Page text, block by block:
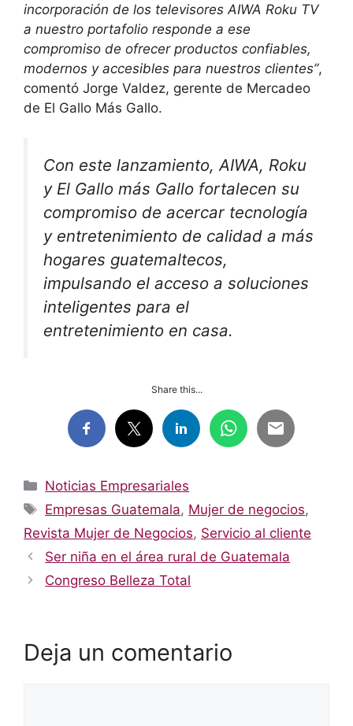
incorporación de los televisores AIWA Roku TV
a nuestro portafolio responde a ese
compromiso de ofrecer productos confiables,
modernos y accesibles para nuestros clientes”,
comentó Jorge Valdez, gerente de Mercadeo
de El Gallo Más Gallo.
Con este lanzamiento, AIWA, Roku
y El Gallo más Gallo fortalecen su
compromiso de acercar tecnología
y entretenimiento de calidad a más
hogares guatemaltecos,
impulsando el acceso a soluciones
inteligentes para el
entretenimiento en casa.
Share this...
Categorías
Noticias Empresariales
Etiquetas
Empresas Guatemala, Mujer de negocios,
Revista Mujer de Negocios, Servicio al cliente
Ser niña en el área rural de Guatemala
Congreso Belleza Total
Deja un comentario